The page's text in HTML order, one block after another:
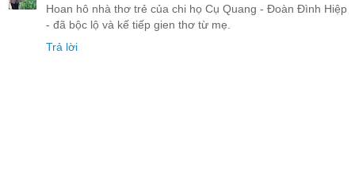
Hoan hô nhà thơ trẻ của chi họ Cụ Quang - Đoàn Đình Hiệp
- đã bộc lộ và kế tiếp gien thơ từ mẹ.
Trả lời